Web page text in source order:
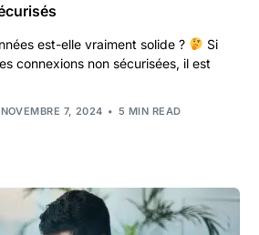
est-elle vraiment solide ?
Si
connexions non sécurisées, il est
NOVEMBRE 7, 2024 5 MIN READ